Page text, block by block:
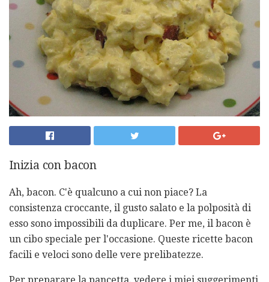
Inizia con bacon
Ah, bacon. C'è qualcuno a cui non piace? La
consistenza croccante, il gusto salato e la polposità di
esso sono impossibili da duplicare. Per me, il bacon è
un cibo speciale per l'occasione. Queste ricette bacon
facili e veloci sono delle vere prelibatezze.